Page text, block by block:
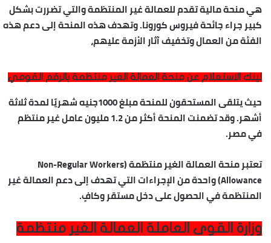
هي منحة مالية تقدم للعمالة غير المنتظمة والتي تضررت بشكل
كبير جراء جائحة فيروس كورونا. وتهدف هذه المنحة إلى دعم هذه
الفئة من العمال وتخفيف آثار الأزمة عليهم،
لينك الاستعلام عن منحة العمالة الغير منتظمة بالرقم القومي
حيث يتلقى المستحقون للمنحة مبلغ 1000جنيه شهريًا لمدة ثلاثة
أشهر. وقد تضمنت المنحة أكثر من 1.2 مليون عامل غير منتظم
في مصر.
تعتبر منحة العمالة الغير منتظمة (Non-Regular Workers
Allowance) واحدة من الإجراءات التي تهدف إلى دعم العمالة غير
المنتظمة في الحصول على دخل مستقر وكافٍ.
وزارة القوى العاملة العمالة الغير منتظمة